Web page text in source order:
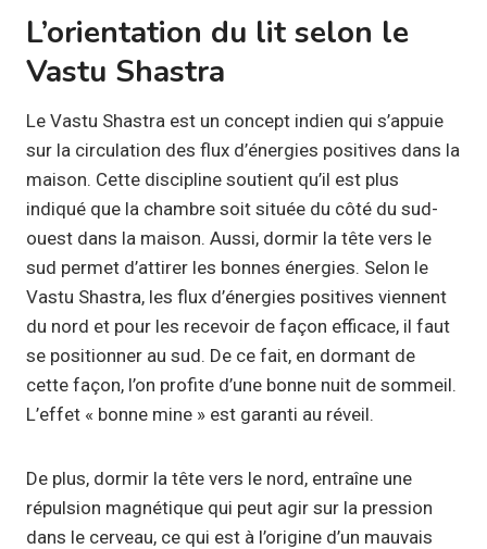
L’orientation du lit selon le
Vastu Shastra
Le Vastu Shastra est un concept indien qui s’appuie
sur la circulation des flux d’énergies positives dans la
maison. Cette discipline soutient qu’il est plus
indiqué que la chambre soit située du côté du sud-
ouest dans la maison. Aussi, dormir la tête vers le
sud permet d’attirer les bonnes énergies. Selon le
Vastu Shastra, les flux d’énergies positives viennent
du nord et pour les recevoir de façon efficace, il faut
se positionner au sud. De ce fait, en dormant de
cette façon, l’on profite d’une bonne nuit de sommeil.
L’effet « bonne mine » est garanti au réveil.
De plus, dormir la tête vers le nord, entraîne une
répulsion magnétique qui peut agir sur la pression
dans le cerveau, ce qui est à l’origine d’un mauvais